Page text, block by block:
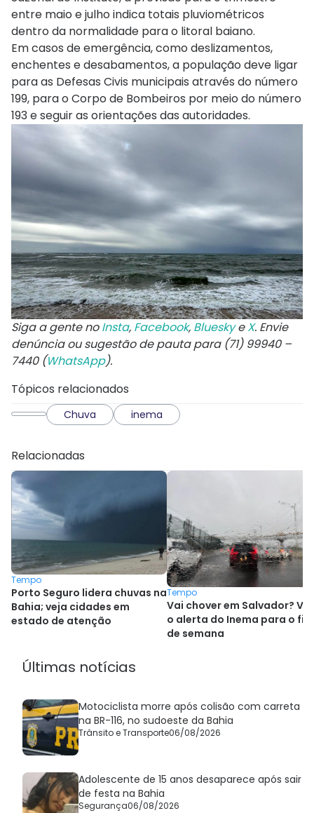
entre maio e julho indica totais pluviométricos
dentro da normalidade para o litoral baiano.
Em casos de emergência, como deslizamentos,
enchentes e desabamentos, a população deve ligar
para as Defesas Civis municipais através do número
199, para o Corpo de Bombeiros por meio do número
193 e seguir as orientações das autoridades.
Siga a gente noInsta, Facebook, BlueskyeX. Envie
denúncia ou sugestão de pauta para (71) 99940 –
7440 (WhatsApp).
Tópicos relacionados
Chuva inema
Relacionadas
Tempo
Porto Seguro lidera chuvas na
Bahia; veja cidades em
estado de atenção
Tempo
Vai chover em Salvador?
o alerta do Inema para o fim
de semana
Últimas notícias
Motociclista morre após colisão com carreta
na BR-116, no sudoeste da Bahia
Trânsito e Transporte06/08/2026
Adolescente de 15 anos desaparece após sair
de festa na Bahia
Segurança06/08/2026